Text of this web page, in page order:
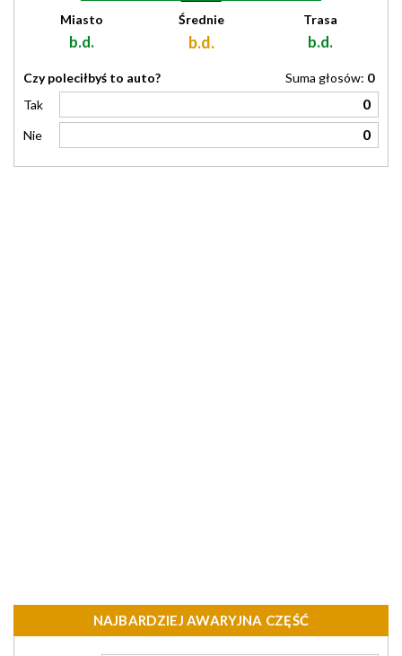
Miasto
b.d.
Średnie
b.d.
Trasa
b.d.
Czy poleciłbyś to auto? Suma głosów: 0
Tak
0
Nie 0
NAJBARDZIEJ AWARYJNA CZĘŚĆ